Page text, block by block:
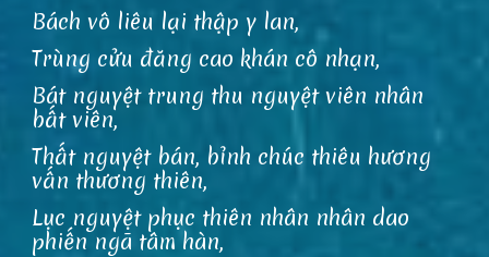
Bách vô liêu lại thập y lan,
Trùng cửu đăng cao khán cô nhạn,
Bát nguyệt trung thu nguyệt viên nhân
bất viên,
Thất nguyệt bán, bỉnh chúc thiêu hương
vấn thương thiên,
Lục nguyệt phục thiên nhân nhân dao
phiến ngã tâm hàn,